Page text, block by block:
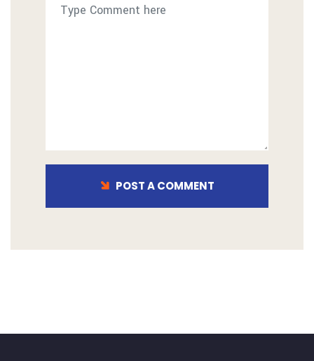
POST A COMMENT